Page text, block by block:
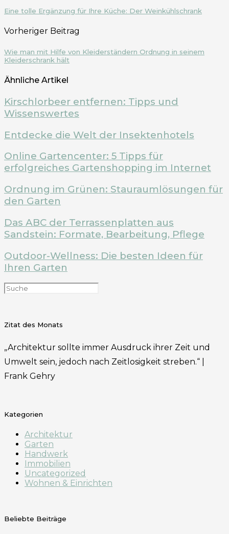
Eine tolle Ergänzung für Ihre Küche: Der Weinkühlschrank
Vorheriger Beitrag
Wie man mit Hilfe von Kleiderständern Ordnung in seinem
Kleiderschrank hält
Ähnliche Artikel
Kirschlorbeer entfernen: Tipps und
Wissenswertes
Entdecke die Welt der Insektenhotels
Online Gartencenter: 5 Tipps für
erfolgreiches Gartenshopping im Internet
Ordnung im Grünen: Stauraumlösungen für
den Garten
Das ABC der Terrassenplatten aus
Sandstein: Formate, Bearbeitung, Pflege
Outdoor-Wellness: Die besten Ideen für
Ihren Garten
Zitat des Monats
„Architektur sollte immer Ausdruck ihrer Zeit und
Umwelt sein, jedoch nach Zeitlosigkeit streben.“ |
Frank Gehry
Kategorien
Architektur
Garten
Handwerk
Immobilien
Uncategorized
Wohnen & Einrichten
Beliebte Beiträge